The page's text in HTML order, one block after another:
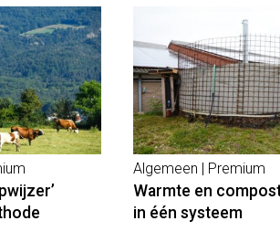
Algemeen | Premium
Warmte en
in één systeem